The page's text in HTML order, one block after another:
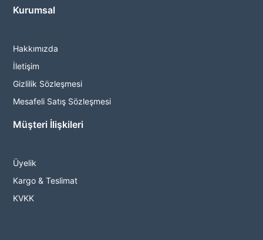
Kurumsal
Hakkımızda
İletişim
Gizlilik Sözleşmesi
Mesafeli Satış Sözleşmesi
Müşteri İlişkileri
Üyelik
Kargo & Teslimat
KVKK